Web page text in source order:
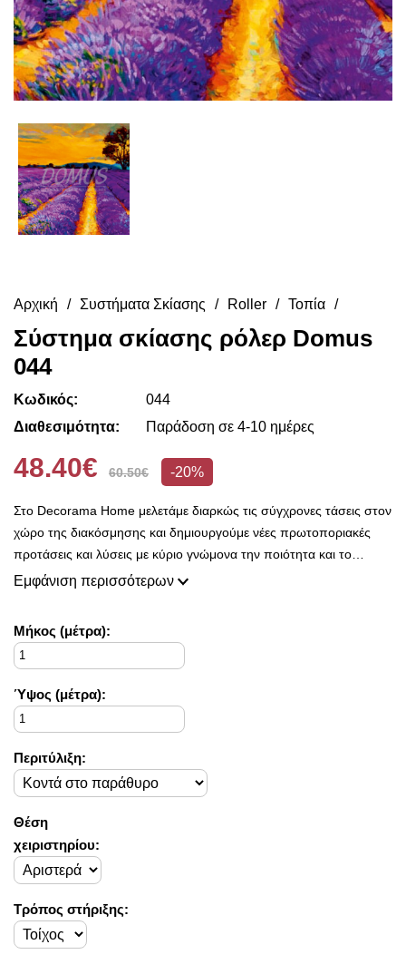
Αρχική Συστήματα Σκίασης Roller Τοπία
Σύστημα σκίασης ρόλερ Domus
044
Κωδικός:
044
Διαθεσιμότητα:
Παράδοση σε 4-10 ημέρες
48.40€ 60.50€ -20%
Στο Decorama Home μελετάμε διαρκώς τις σύγχρονες τάσεις στον
χώρο της διακόσμησης και δημιουργούμε νέες πρωτοποριακές
προτάσεις και λύσεις με κύριο γνώμονα την ποιότητα και το
ασύγκριτο design, προκειμένου να είμαστε πάντοτε σε θέση να
φρέσκες ιδέες διακόσμησης, που ικανοποιούν ακόμη και τους πιο
απαιτητικούς!
ασύγκριτο στυλ στο προσωπικό σας χώρο και να τον αναδείξουμε
με τον πιο όμορφο τρόπο!
Εμφάνιση περισσότερων
Mήκος (μέτρα):
Ύψος (μέτρα):
Περιτύλιξη:
Θέση
χειριστηρίου:
Τρόπος στήριξης: